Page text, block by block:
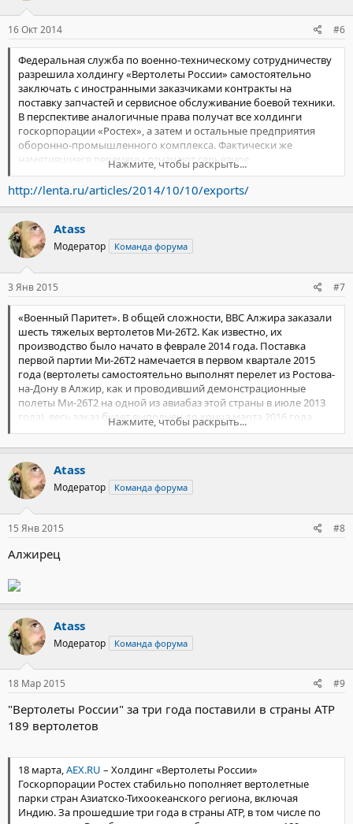
пролетая на очень малой высоте в исключительно
труднодоступных местах», – сказал генерал. По его словам,
безопасности в несколько раз.
«Ми-17 меняют ход игры, и я совершенно уверен, что они
придают уверенности (афганским силам), чтобы продолжать
сражаться», – считает Кэмпбелл. «Я был очень, очень
впечатлен», – добавил генерал.
16 Окт 2014 #6
Федеральная служба по военно-техническому сотрудничеству
разрешила холдингу «Вертолеты России» самостоятельно
заключать с иностранными заказчиками контракты на
поставку запчастей и сервисное обслуживание боевой техники.
В перспективе аналогичные права получат все холдинги
госкорпорации «Ростех», а затем и остальные предприятия
оборонно-промышленного комплекса. Фактически же
наметившиеся перемены означают серьезное
усовершенствование сложившейся еще в 1990-х годах
довольно уязвимой системы российского военного экспорта.
Нажмите, чтобы раскрыть...
http://lenta.ru/articles/2014/10/10/exports/
Atass
Модератор Команда форума
3 Янв 2015 #7
«Военный Паритет». В общей сложности, ВВС Алжира заказали
шесть тяжелых вертолетов Ми-26Т2. Как известно, их
производство было начато в феврале 2014 года. Поставка
первой партии Ми-26Т2 намечается в первом квартале 2015
года (вертолеты самостоятельно выполнят перелет из Ростова-
на-Дону в Алжир, как и проводивший демонстрационные
полеты Ми-26Т2 на одной из авиабаз этой страны в июле 2013
года), весь заказ будет выполнен до конца марта 2016 года.
Также в этом году намечается поставка в Китай четвертого
вертолета Ми-26ТС. Всего в 2015 году завод «Роствертол» в
Ростове-на-Дону изготовит 7-8 Ми-26 в различных
модификациях для ВВС РФ и иностранных заказчиков.
Нажмите, чтобы раскрыть...
Atass
Модератор Команда форума
15 Янв 2015 #8
Алжирец
Atass
Модератор Команда форума
18 Мар 2015 #9
"Вертолеты России" за три года поставили в страны АТР
189 вертолетов
18 марта, AEX.RU – Холдинг «Вертолеты России»
Госкорпорации Ростех стабильно пополняет вертолетные
парки стран Азиатско-Тихоокеанского региона, включая
Индию. За прошедшие три года в страны АТР, в том числе по